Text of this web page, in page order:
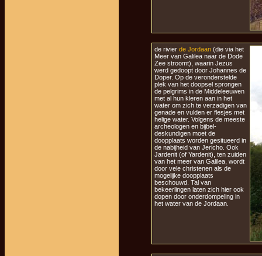
de rivier de Jordaan (die via het
Meer van Galilea naar de Dode
Zee stroomt), waarin Jezus
werd gedoopt door Johannes de
Doper. Op de veronderstelde
plek van het doopsel sprongen
de pelgrims in de Middeleeuwen
met al hun kleren aan in het
water om zich te verzadigen van
genade en vulden er flesjes met
helige water. Volgens de meeste
archeologen en bijbel-
deskundigen moet de
doopplaats worden gesitueerd in
de nabijheid van Jericho. Ook
Jardenit (of Yardenit), ten zuiden
van het meer van Galilea, wordt
door vele christenen als de
mogelijke doopplaats
beschouwd. Tal van
bekeerlingen laten zich hier ook
dopen door onderdompeling in
het water van de Jordaan.